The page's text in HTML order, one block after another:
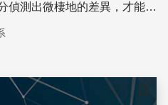
偵測出微棲地的差異，才能對
儲存